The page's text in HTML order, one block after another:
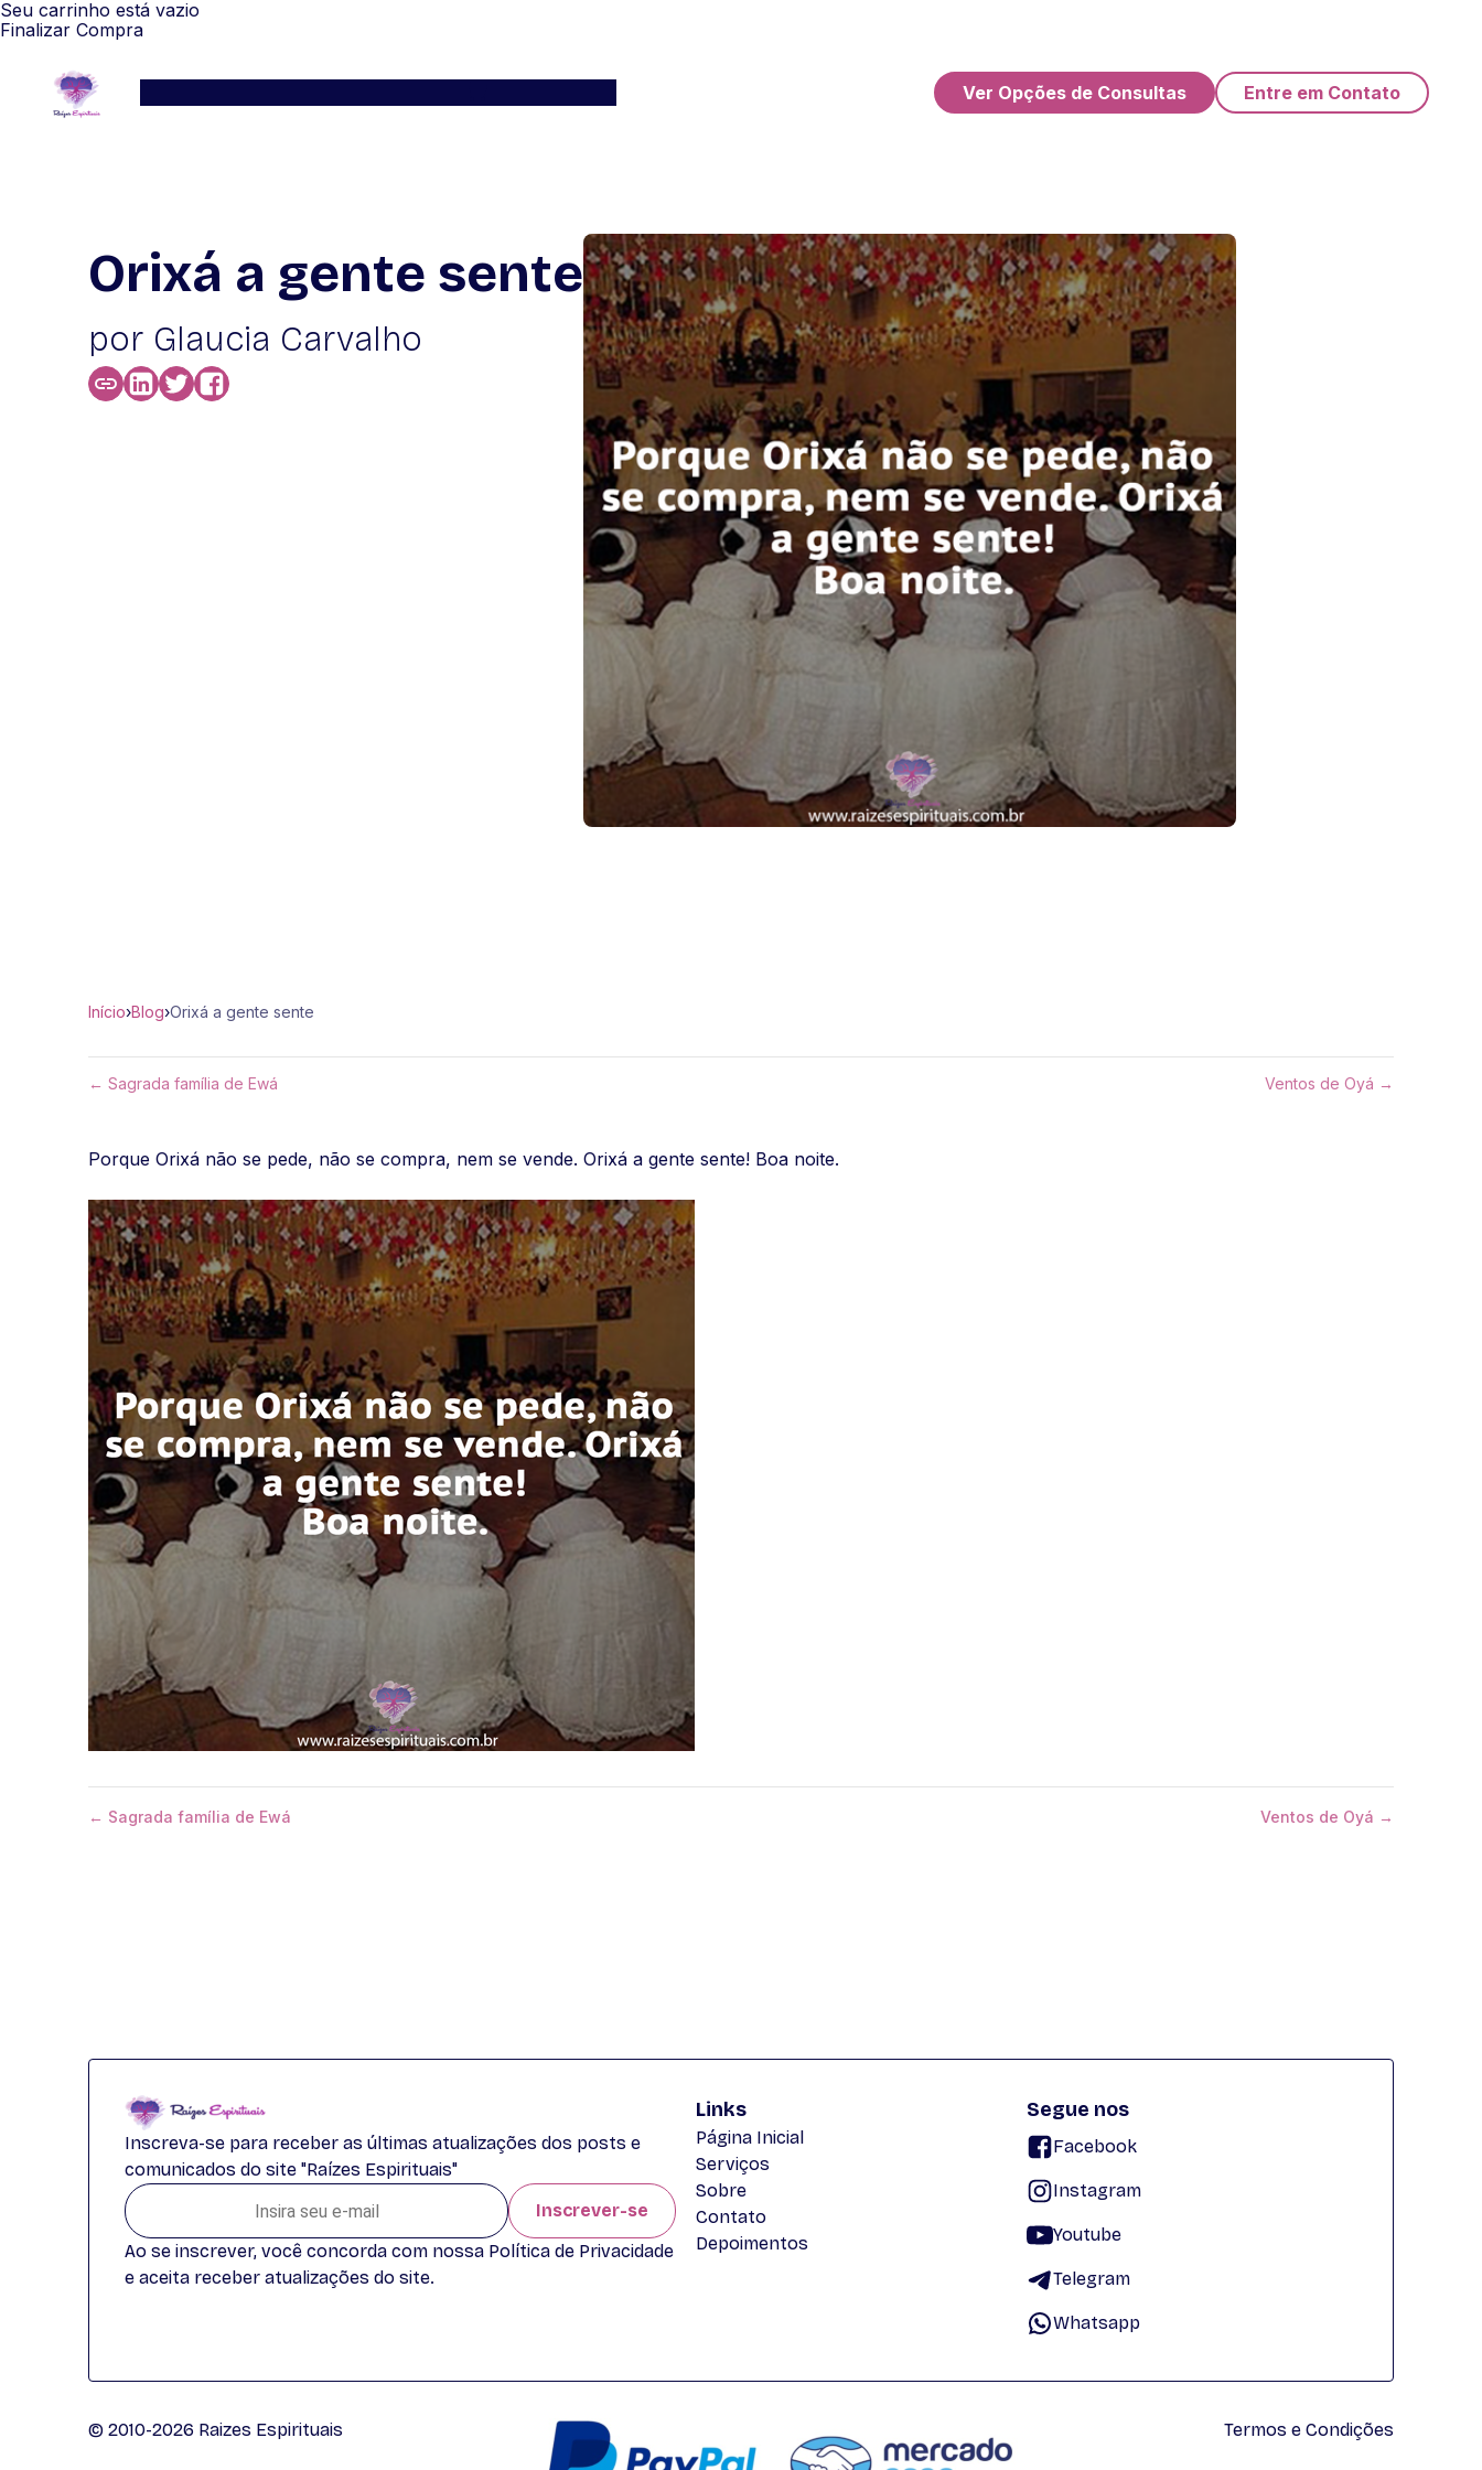
Seu carrinho está vazio
Finalizar Compra
Ver Opções de Consultas Entre em Contato
Orixá a gente sente
por Glaucia Carvalho
Início›Blog›Orixá a gente sente
← Sagrada família de Ewá Ventos de Oyá →
Porque Orixá não se pede, não se compra, nem se vende. Orixá a gente sente! Boa noite.
← Sagrada família de Ewá Ventos de Oyá →
Inscreva-se para receber as últimas atualizações dos posts e
comunicados do site "Raízes Espirituais"
Inscrever-se
Ao se inscrever, você concorda com nossa Política de Privacidade
e aceita receber atualizações do site.
Links
Página Inicial
Serviços
Sobre
Contato
Depoimentos
Segue nos
Facebook
Instagram
Youtube
Telegram
Whatsapp
© 2010-2026 Raizes Espirituais Termos e Condições